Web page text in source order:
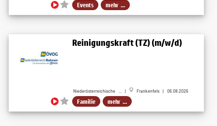
Events mehr ...
Reinigungskraft (TZ) (m/w/d)
Niederösterreichische ... | Frankenfels | 06.08.2026
Familie mehr ...